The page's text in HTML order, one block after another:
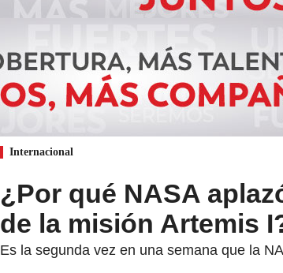
Internacional
¿Por qué NASA
de la misión Artemis
Es la segunda vez en una semana que la